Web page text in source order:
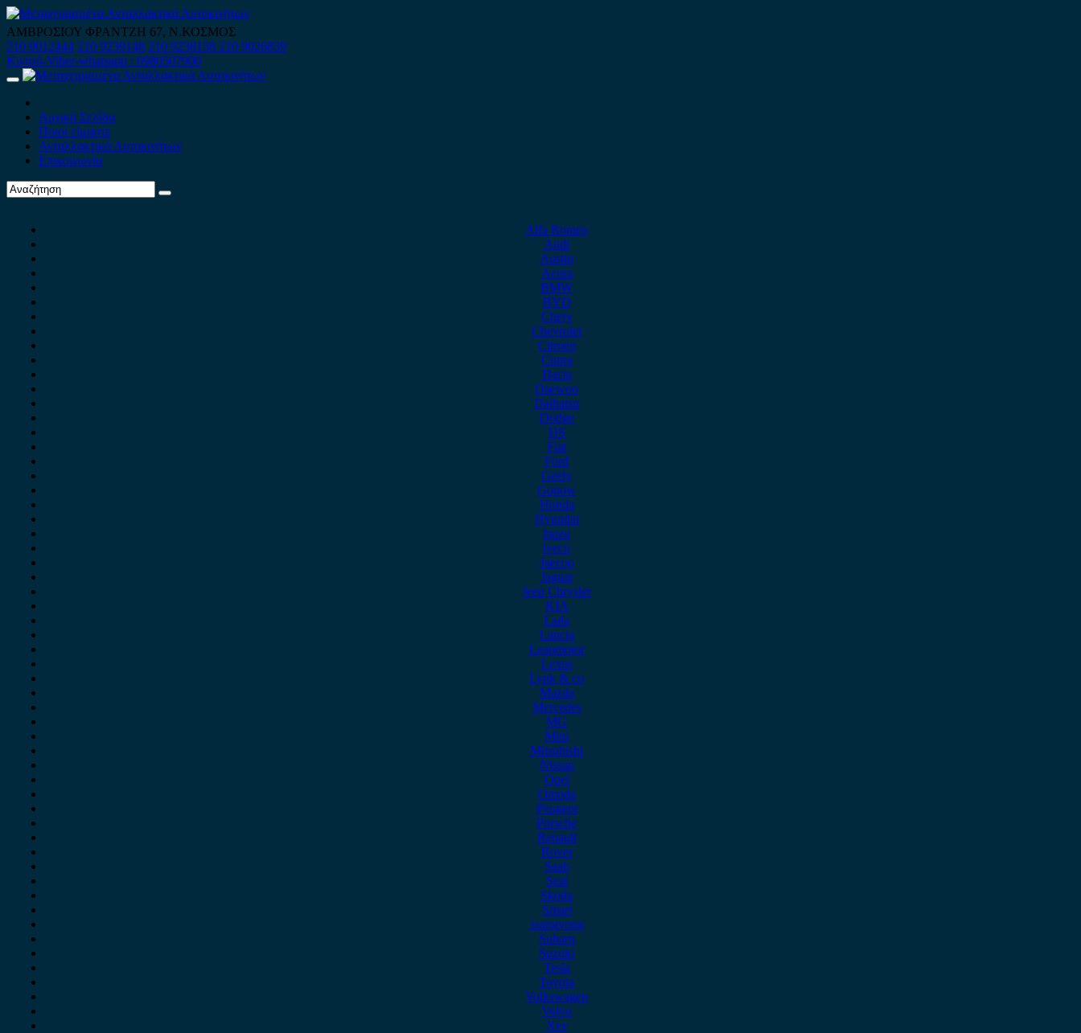
Skip
to
content
ΑΜΒΡΟΣΙΟΥ ΦΡΑΝΤΖΗ 67, Ν.ΚΟΣΜΟΣ
210 9012444 210 9239148 210 9238158 210 9026839
Κινητό-Viber-whatsapp : 6980507900
Primary
Αρχική Σελίδα
Ποιοί είμαστε
Ανταλλακτικά Αυτοκινήτων
Επικοινωνία
Alfa Romeo
Audi
Austin
Acura
BMW
BYD
Chery
Chevrolet
Citroen
Cupra
Dacia
Daewoo
Daihatsu
Dodge
DS
Fiat
Ford
Geely
Gonow
Honda
Hyundai
Isuzu
iveco
Jaecoo
Jaguar
Jeep Chrysler
KIA
Lada
Lancia
Leapmotor
Lexus
Lynk & co
Mazda
Mercedes
MG
Mini
Mitsubishi
Nissan
Opel
Omoda
Peugeot
Porsche
Renault
Rover
Saab
Seat
Skoda
Smart
ssangyong
Subaru
Suzuki
Tesla
Toyota
Volkswagen
Volvo
Xev